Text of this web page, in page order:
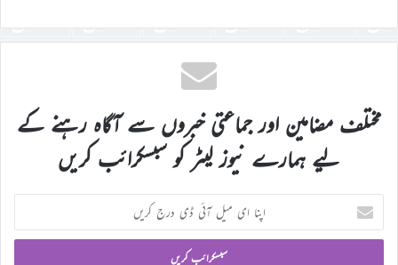
مختلف مضامین اور جماعتی خبروں سے آگاہ رہنے کے
لیے ہمارے نیوز لیٹر کو سبسکرائب کریں
اپنا
ای
میل